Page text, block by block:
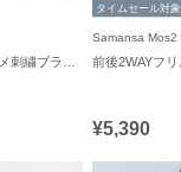
タイムセール対象
Samansa Mos2
¥5,390